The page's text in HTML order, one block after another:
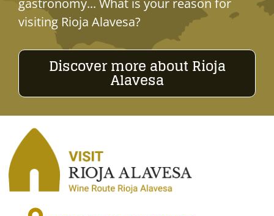
visiting Rioja Alavesa?
Discover more about Rioja
Alavesa